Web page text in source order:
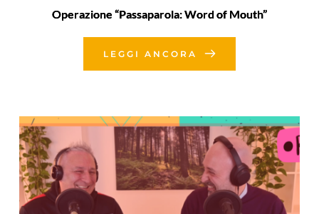
Operazione “Passaparola: Word of Mouth”
LEGGI ANCORA